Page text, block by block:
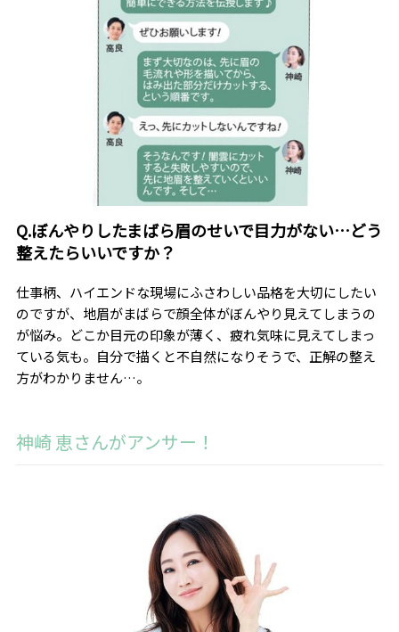
Q.ぼんやりしたまばら眉のせいで目力がない…どう
整えたらいいですか？
仕事柄、ハイエンドな現場にふさわしい品格を大切にしたい
のですが、地眉がまばらで顔全体がぼんやり見えてしまうの
が悩み。どこか目元の印象が薄く、疲れ気味に見えてしまっ
ている気も。自分で描くと不自然になりそうで、正解の整え
方がわかりません…。
神崎 恵さんがアンサー！